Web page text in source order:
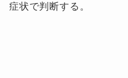
症状で判断する。